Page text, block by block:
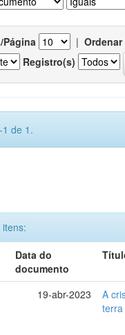
|
Registro(s)
de 1.
Data do
documento
19-abr-2023
A
terra